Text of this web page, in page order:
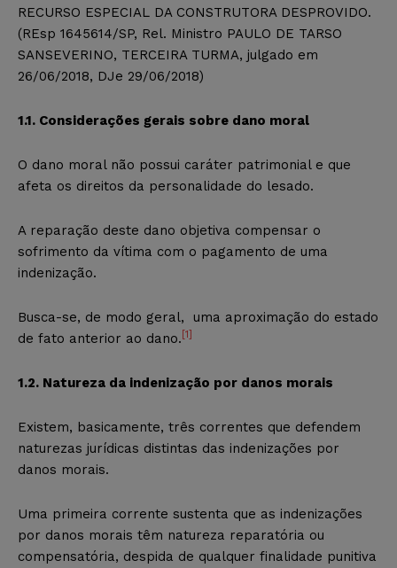
RECURSO ESPECIAL DA CONSTRUTORA DESPROVIDO.
(REsp 1645614/SP, Rel. Ministro PAULO DE TARSO
SANSEVERINO, TERCEIRA TURMA, julgado em
26/06/2018, DJe 29/06/2018)
1.1. Considerações gerais sobre dano moral
O dano moral não possui caráter patrimonial e que
afeta os direitos da personalidade do lesado.
A reparação deste dano objetiva compensar o
sofrimento da vítima com o pagamento de uma
indenização.
Busca-se, de modo geral, uma aproximação do estado
de fato anterior ao dano. [1]
1.2. Natureza da indenização por danos morais
Existem, basicamente, três correntes que defendem
naturezas jurídicas distintas das indenizações por
danos morais.
Uma primeira corrente sustenta que as indenizações
por danos morais têm natureza reparatória ou
compensatória, despida de qualquer finalidade punitiva